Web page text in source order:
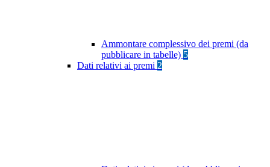
Ammontare complessivo dei premi (da
pubblicare in tabelle) 5
Dati relativi ai premi 2